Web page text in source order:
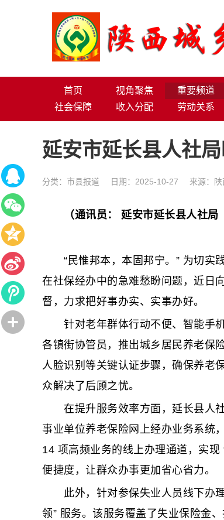
首页 视角聚焦 重要频道
社会保障
收入分配 劳动关系
延安市延长县人社
分类： 市县报道 日期：2025-10-27 来源：
（通讯员： 延安市延长县人社
“民惟邦本，本固邦宁。” 为切实践
在社保经办中的急难愁盼问题，近日
督，力求把好事办实、实事办好。
针对老年群体行动不便、智能手机
各镇街协管员，推出城乡居民养老保
人脸识别等关键认证步骤，确保养老
众解决了后顾之忧。
在提升服务效率方面，延长县人社
事业单位养老保险网上经办业务系统
14 项高频业务的线上办理通道，实
便捷度，让群众办事更加省心省力。
此外，针对参保失业人员线下办理
领” 服务。该服务覆盖了失业保险金